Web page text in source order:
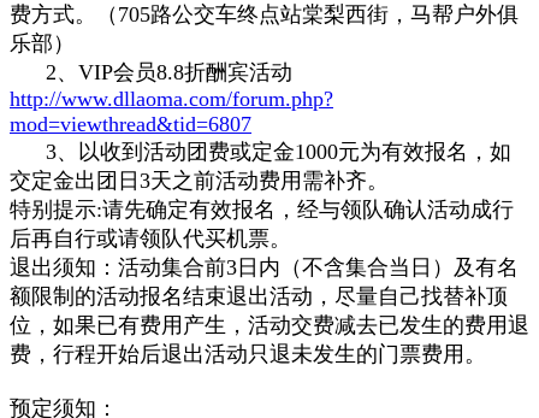
费方式。（705路公交车终点站棠梨西街，马帮户外俱
乐部）
2、 VIP会员8.8折酬宾活动
http://www.dllaoma.com/forum.php?
mod=viewthread&tid=6807
3、以收到活动团费或定金1000元为有效报名，如
交定金出团日3天之前活动费用需补齐。
特别提示:请先确定有效报名，经与领队确认活动成行
后再自行或请领队代买机票。
退出须知：活动集合前3日内（不含集合当日）及有名
额限制的活动报名结束退出活动，尽量自己找替补顶
位，如果已有费用产生，活动交费减去已发生的费用退
费，行程开始后退出活动只退未发生的门票费用。
预定须知：